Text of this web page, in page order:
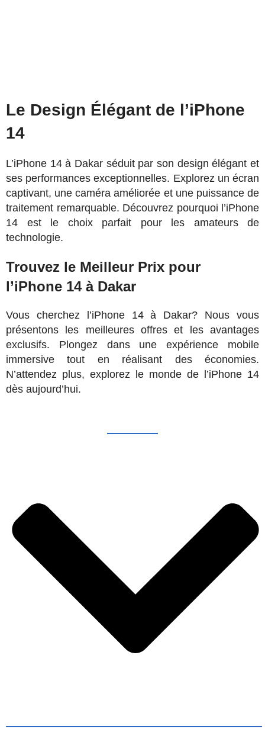
Le Design Élégant de l’iPhone
14
L’iPhone 14 à Dakar séduit par son design élégant et
ses performances exceptionnelles. Explorez un écran
captivant, une caméra améliorée et une puissance de
traitement remarquable. Découvrez pourquoi l’iPhone
14 est le choix parfait pour les amateurs de
technologie.
Trouvez le Meilleur Prix pour
l’iPhone 14 à Dakar
Vous cherchez l’iPhone 14 à Dakar? Nous vous
présentons les meilleures offres et les avantages
exclusifs. Plongez dans une expérience mobile
immersive tout en réalisant des économies.
N’attendez plus, explorez le monde de l’iPhone 14
dès aujourd’hui.